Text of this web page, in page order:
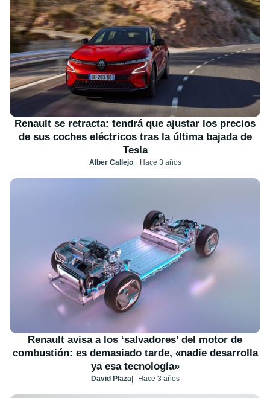
Renault se retracta: tendrá que ajustar los precios
de sus coches eléctricos tras la última bajada de
Tesla
Alber Callejo Hace 3 años
Renault avisa a los ‘salvadores’ del motor de
combustión: es demasiado tarde, «nadie desarrolla
ya esa tecnología»
David Plaza Hace 3 años